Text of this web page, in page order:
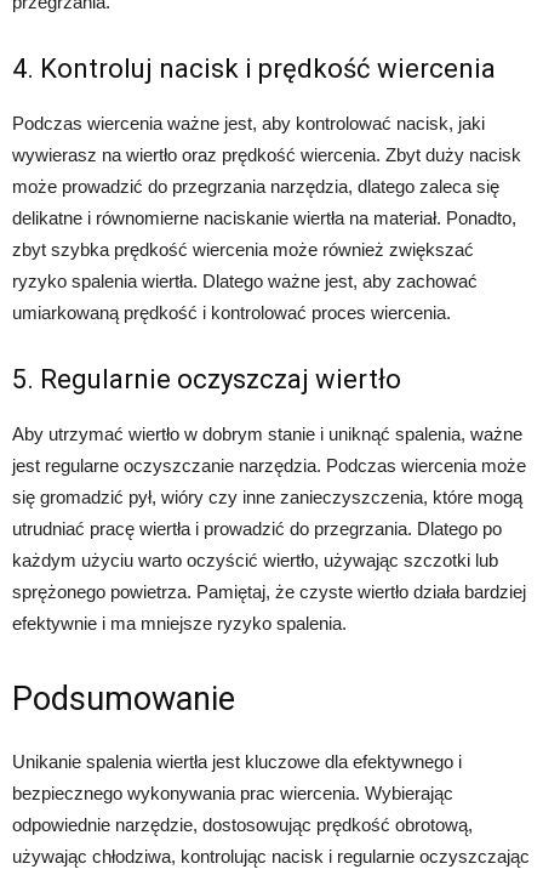
4. Kontroluj nacisk i prędkość wiercenia
Podczas wiercenia ważne jest, aby kontrolować nacisk, jaki
wywierasz na wiertło oraz prędkość wiercenia. Zbyt duży nacisk
może prowadzić do przegrzania narzędzia, dlatego zaleca się
delikatne i równomierne naciskanie wiertła na materiał. Ponadto,
zbyt szybka prędkość wiercenia może również zwiększać
ryzyko spalenia wiertła. Dlatego ważne jest, aby zachować
umiarkowaną prędkość i kontrolować proces wiercenia.
5. Regularnie oczyszczaj wiertło
Aby utrzymać wiertło w dobrym stanie i uniknąć spalenia, ważne
jest regularne oczyszczanie narzędzia. Podczas wiercenia może
się gromadzić pył, wióry czy inne zanieczyszczenia, które mogą
utrudniać pracę wiertła i prowadzić do przegrzania. Dlatego po
każdym użyciu warto oczyścić wiertło, używając szczotki lub
sprężonego powietrza. Pamiętaj, że czyste wiertło działa bardziej
efektywnie i ma mniejsze ryzyko spalenia.
Podsumowanie
Unikanie spalenia wiertła jest kluczowe dla efektywnego i
bezpiecznego wykonywania prac wiercenia. Wybierając
odpowiednie narzędzie, dostosowując prędkość obrotową,
używając chłodziwa, kontrolując nacisk i regularnie oczyszczając